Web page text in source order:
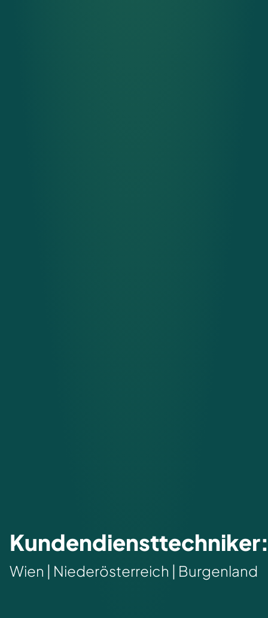
Wien | Niederösterreich | Burgenland